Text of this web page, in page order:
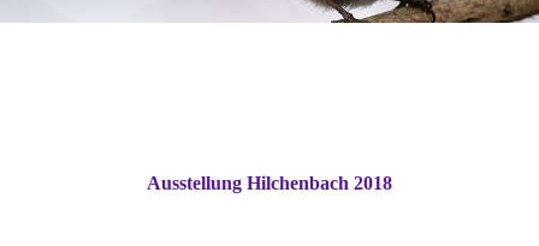
Ausstellung Hilchenbach 2018